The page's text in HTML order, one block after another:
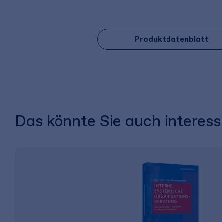
Produktdatenblatt
Das könnte Sie auch